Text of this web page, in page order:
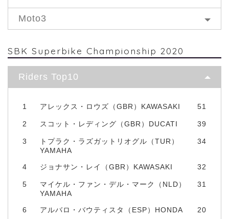
Moto3
SBK Superbike Championship 2020
Riders Top10
1 アレックス・ロウズ（GBR）KAWASAKI 51
2 スコット・レディング（GBR）DUCATI 39
3
トプラク・ラズガットリオグル（TUR）
YAMAHA
34
4 ジョナサン・レイ（GBR）KAWASAKI 32
5
マイケル・ファン・デル・マーク（NLD）
YAMAHA
31
6 アルバロ・バウティスタ（ESP）HONDA 20